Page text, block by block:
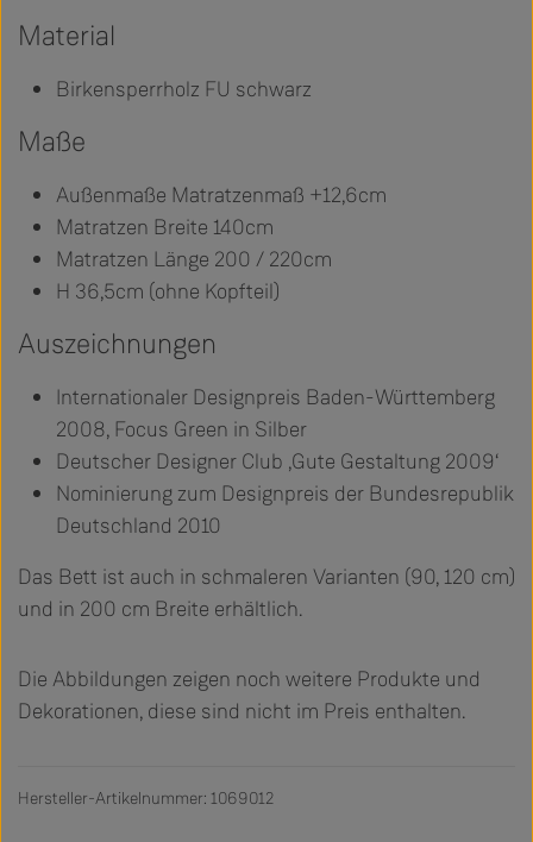
Material
Birkensperrholz FU schwarz
Maße
Außenmaße Matratzenmaß +12,6cm
Matratzen Breite 140cm
Matratzen Länge 200 / 220cm
H 36,5cm (ohne Kopfteil)
Auszeichnungen
Internationaler Designpreis Baden-Württemberg
2008, Focus Green in Silber
Deutscher Designer Club ‚Gute Gestaltung 2009‘
Nominierung zum Designpreis der Bundesrepublik
Deutschland 2010
Das Bett ist auch in schmaleren Varianten (90, 120 cm)
und in 200 cm Breite erhältlich.
Die Abbildungen zeigen noch weitere Produkte und
Dekorationen, diese sind nicht im Preis enthalten.
Hersteller-Artikelnummer: 1069012